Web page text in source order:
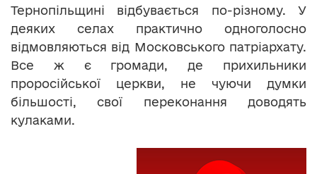
Тернопільщині відбувається по-різному. У
деяких селах практично одноголосно
відмовляються від Московського патріархату.
Все ж є громади, де прихильники
проросійської церкви, не чуючи думки
більшості, свої переконання доводять
кулаками.